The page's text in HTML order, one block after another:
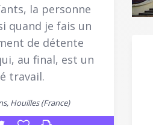
la personne
quand je fais un
de détente
au final, est un
travail.
Houilles (France)